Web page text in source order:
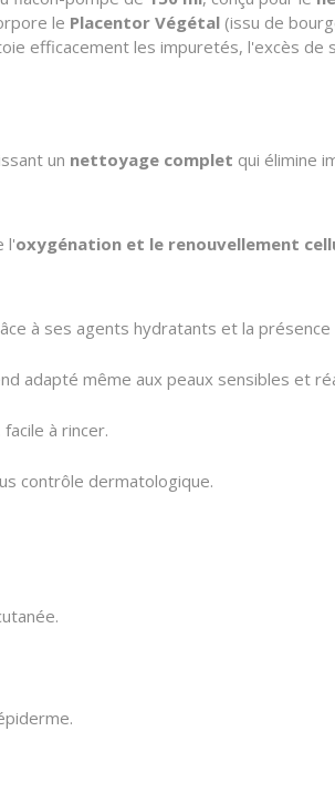
le Placentor Végétal (issu de
efficacement les impuretés, l'excès de
un nettoyage complet qui élimine
l'oxygénation et le renouvellement
à ses agents hydratants et la présence
adapté même aux peaux sensibles et
à rincer.
contrôle dermatologique.